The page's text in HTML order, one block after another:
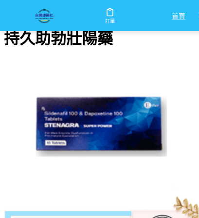
訂單
首頁
持久助勃壯陽藥
持久助勃壯陽藥